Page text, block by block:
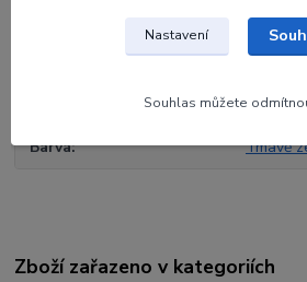
CORE
RH
Barva Tmavě
Zboží zařazeno v kategoriích
Nastavení
Souhlas můžete